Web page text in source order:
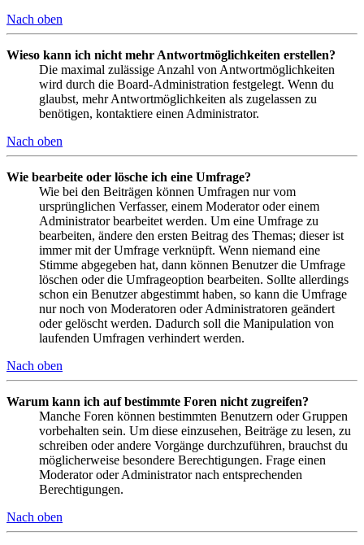
Nach oben
Wieso kann ich nicht mehr Antwortmöglichkeiten erstellen?
Die maximal zulässige Anzahl von Antwortmöglichkeiten
wird durch die Board-Administration festgelegt. Wenn du
glaubst, mehr Antwortmöglichkeiten als zugelassen zu
benötigen, kontaktiere einen Administrator.
Nach oben
Wie bearbeite oder lösche ich eine Umfrage?
Wie bei den Beiträgen können Umfragen nur vom
ursprünglichen Verfasser, einem Moderator oder einem
Administrator bearbeitet werden. Um eine Umfrage zu
bearbeiten, ändere den ersten Beitrag des Themas; dieser ist
immer mit der Umfrage verknüpft. Wenn niemand eine
Stimme abgegeben hat, dann können Benutzer die Umfrage
löschen oder die Umfrageoption bearbeiten. Sollte allerdings
schon ein Benutzer abgestimmt haben, so kann die Umfrage
nur noch von Moderatoren oder Administratoren geändert
oder gelöscht werden. Dadurch soll die Manipulation von
laufenden Umfragen verhindert werden.
Nach oben
Warum kann ich auf bestimmte Foren nicht zugreifen?
Manche Foren können bestimmten Benutzern oder Gruppen
vorbehalten sein. Um diese einzusehen, Beiträge zu lesen, zu
schreiben oder andere Vorgänge durchzuführen, brauchst du
möglicherweise besondere Berechtigungen. Frage einen
Moderator oder Administrator nach entsprechenden
Berechtigungen.
Nach oben